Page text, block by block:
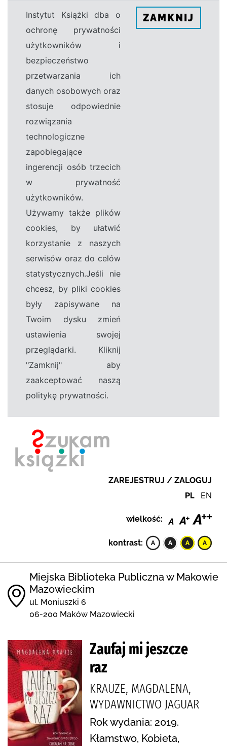
Instytut Książki dba o
ochronę prywatności
użytkowników i
bezpieczeństwo
przetwarzania ich
danych osobowych oraz
stosuje odpowiednie
rozwiązania
technologiczne
zapobiegające
ingerencji osób trzecich
w prywatność
użytkowników.
Używamy także plików
cookies, by ułatwić
korzystanie z naszych
serwisów oraz do celów
statystycznych.Jeśli nie
chcesz, by pliki cookies
były zapisywane na
Twoim dysku zmień
ustawienia swojej
przeglądarki. Kliknij
"Zamknij" aby
zaakceptować naszą
politykę prywatności.
ZAMKNIJ
ZAREJESTRUJ / ZALOGUJ
PL EN
wielkość:
kontrast:
Miejska Biblioteka Publiczna w Makowie
Mazowieckim
ul. Moniuszki 6
06-200 Maków Mazowiecki
Zaufaj mi jeszcze
raz
KRAUZE, MAGDALENA,
WYDAWNICTWO JAGUAR
Rok wydania: 2019.
Kłamstwo, Kobieta,